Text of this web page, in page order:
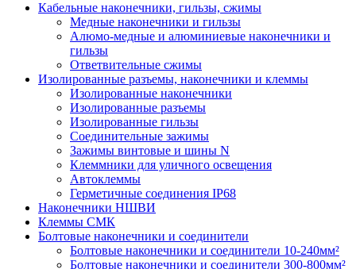
Кабельные наконечники, гильзы, сжимы
Медные наконечники и гильзы
Алюмо-медные и алюминиевые наконечники и
гильзы
Ответвительные сжимы
Изолированные разъемы, наконечники и клеммы
Изолированные наконечники
Изолированные разъемы
Изолированные гильзы
Соединительные зажимы
Зажимы винтовые и шины N
Клеммники для уличного освещения
Автоклеммы
Герметичные соединения IP68
Наконечники НШВИ
Клеммы СМК
Болтовые наконечники и соединители
Болтовые наконечники и соединители 10-240мм²
Болтовые наконечники и соединители 300-800мм²